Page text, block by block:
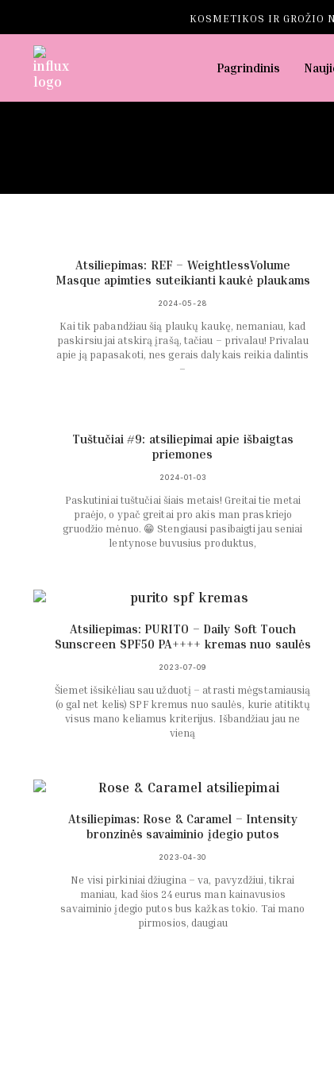
KOSMETIKOS IR GROŽIO
Pagrindinis
Atsiliepimas: REF – WeightlessVolume
Masque apimties suteikianti kaukė plaukams
2024-05-28
Kai tik pabandžiau šią plaukų kaukę, nemaniau, kad
paskirsiu jai atskirą įrašą, tačiau – privalau! Privalau
apie ją papasakoti, nes gerais dalykais reikia dalintis
–
Tuštučiai #9: atsiliepimai apie išbaigtas
priemones
2024-01-03
Paskutiniai tuštučiai šiais metais! Greitai tie metai
praėjo, o ypač greitai pro akis man praskriejo
gruodžio mėnuo. 😁 Stengiausi pasibaigti jau seniai
lentynose buvusius produktus,
Atsiliepimas: PURITO – Daily Soft Touch
Sunscreen SPF50 PA++++ kremas nuo saulės
2023-07-09
Šiemet išsikėliau sau užduotį – atrasti mėgstamiausią
(o gal net kelis) SPF kremus nuo saulės, kurie atitiktų
visus mano keliamus kriterijus. Išbandžiau jau ne
vieną
Atsiliepimas: Rose & Caramel – Intensity
bronzinės savaiminio įdegio putos
2023-04-30
Ne visi pirkiniai džiugina – va, pavyzdžiui, tikrai
maniau, kad šios 24 eurus man kainavusios
savaiminio įdegio putos bus kažkas tokio. Tai mano
pirmosios, daugiau